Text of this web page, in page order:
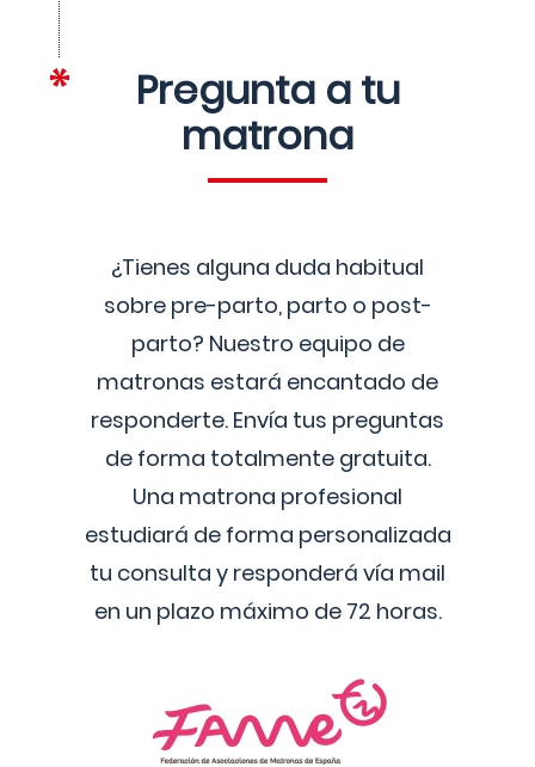
Pregunta a tu
matrona
¿Tienes alguna duda habitual
sobre pre-parto, parto o post-
parto? Nuestro equipo de
matronas estará encantado de
responderte. Envía tus preguntas
de forma totalmente gratuita.
Una matrona profesional
estudiará de forma personalizada
tu consulta y responderá vía mail
en un plazo máximo de 72 horas.